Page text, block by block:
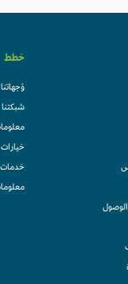
خطط
وُجهاتنا
شبكتنا